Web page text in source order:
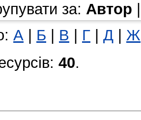
за: Автор
А Б В Г Д Ж
40.